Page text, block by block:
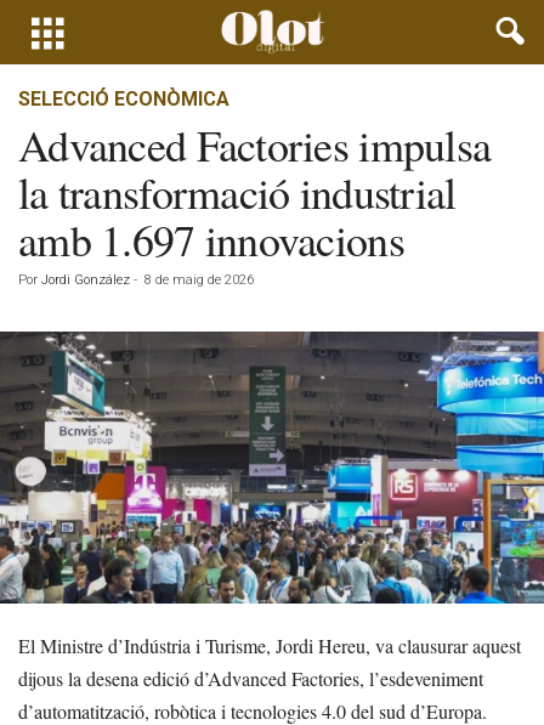
SELECCIÓ ECONÒMICA
Advanced Factories impulsa
la transformació industrial
amb 1.697 innovacions
Por Jordi González - 8 de maig de 2026
El Ministre d’Indústria i Turisme, Jordi Hereu, va clausurar aquest
dijous la desena edició d’Advanced Factories, l’esdeveniment
d’automatització, robòtica i tecnologies 4.0 del sud d’Europa.